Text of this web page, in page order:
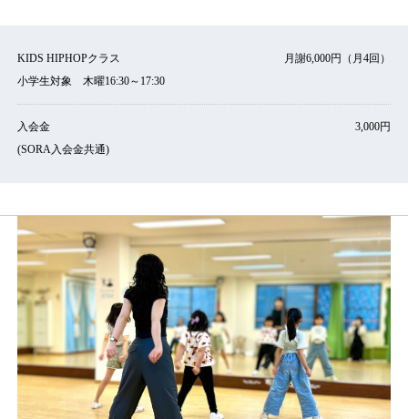
KIDS HIPHOPクラス
小学生対象 木曜16:30～17:30
月謝6,000円（月4回）
入会金
(SORA入会金共通)
3,000円